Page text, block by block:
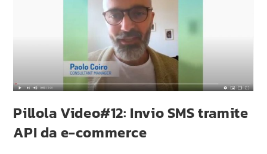
Pillola Video#12: Invio SMS tramite
API da e-commerce